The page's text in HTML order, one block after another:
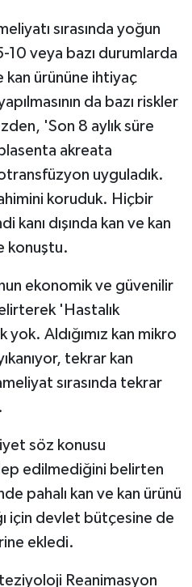
sırasında yoğun
10 veya bazı durumlarda
kan ürününe ihtiyaç
da bazı riskler
'Son 8 aylık süre
akreata
uyguladık.
koruduk. Hiçbir
kanı dışında kan ve kan
konuştu.
ekonomik ve güvenilir
'Hastalık
yok. Aldığımız kan mikro
tekrar kan
sırasında tekrar
söz konusu
edilmediğini belirten
pahalı kan ve kan ürünü
için devlet bütçesine de
ekledi.
Reanimasyon